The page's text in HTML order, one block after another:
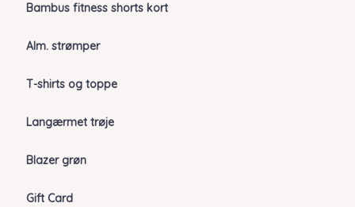
Bambus fitness shorts kort
Alm. strømper
T-shirts og toppe
Langærmet trøje
Blazer grøn
Gift Card